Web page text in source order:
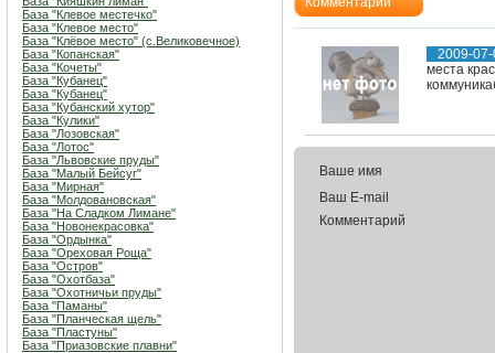
База "Клевое местечко"
База "Клевое место"
База "Клёвое место" (с.Великовечное)
База "Копанская"
База "Кочеты"
База "Кубанец"
База "Кубанец"
База "Кубанский хутор"
База "Кулики"
База "Лозовская"
База "Лотос"
База "Львовские пруды"
База "Малый Бейсуг"
База "Мирная"
База "Молдовановская"
База "На Сладком Лимане"
База "Новонекрасовка"
База "Ордынка"
База "Ореховая Роща"
База "Остров"
База "Охотбаза"
База "Охотничьи пруды"
База "Паманы"
База "Планческая щель"
База "Пластуны"
База "Приазовские плавни"
2009-
места
Ваше имя
Ваш E-mail
Комментарий